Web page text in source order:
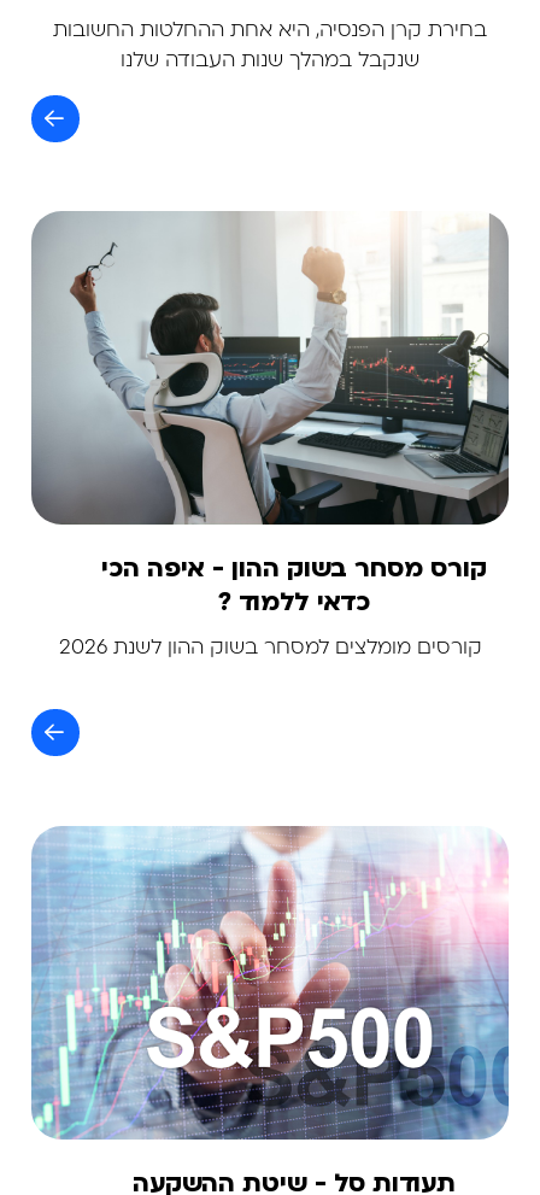
בחירת קרן הפנסיה, היא אחת ההחלטות החשובות
שנקבל במהלך שנות העבודה שלנו
קורס מסחר בשוק ההון - איפה הכי
כדאי ללמוד ?
קורסים מומלצים למסחר בשוק ההון לשנת 2026
תעודות סל - שיטת ההשקעה